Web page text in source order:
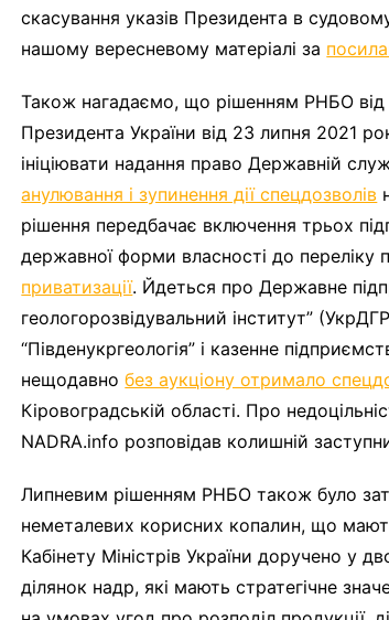
скасування указів Президента в
нашому вересневому матеріалі за
Також нагадаємо, що рішенням РНБО від
Президента України від 23 липня 2021
ініціювати надання право Державній
анулювання і зупинення дії спецдозволів
рішення передбачає включення трьох
державної форми власності до переліку
приватизації. Йдеться про Державне
геологорозвідувальний інститут”
“Південукргеологія” і казенне
нещодавнобез аукціону отримало
Кіровоградській області. Про
NADRA.info розповідав колишній
Липневим рішенням РНБО також було
неметалевих корисних копалин, що
Кабінету Міністрів України доручено у
ділянок надр, які мають стратегічне